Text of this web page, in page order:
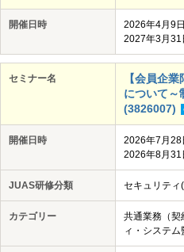
開催日時
2026年4月9
2027年3月31
セミナー名
【会員企
について～
(3826007)
開催日時
2026年7月28
2026年8月31
JUAS研修分類 セキュリティ
カテゴリー
共通業務（契
ィ・システム